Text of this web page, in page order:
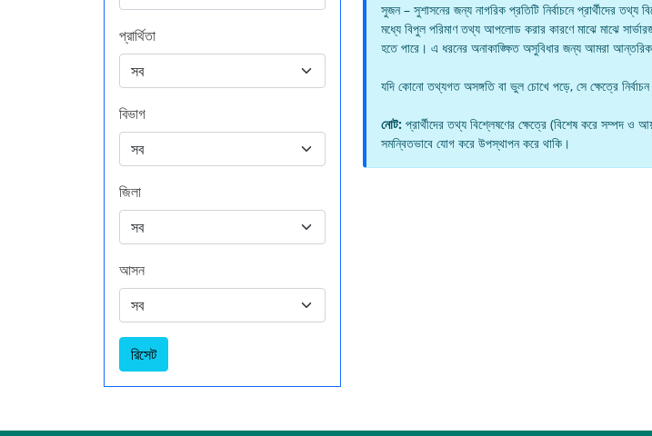
প্রার্থিতা
বিভাগ
জিলা
আসন
রিসেট
সুজন – সুশাসনের জন্য নাগরিক প্রতিটি নির্বাচনে প্রার্থীদের তথ্য
মধ্যে বিপুল পরিমাণ তথ্য আপলোড করার কারণে মাঝে মাঝে
হতে পারে। এ ধরনের অনাকাঙ্ক্ষিত অসুবিধার জন্য আমরা
যদি কোনো তথ্যগত অসঙ্গতি বা ভুল চোখে পড়ে, সে ক্ষেত্রে
নোট: প্রার্থীদের তথ্য বিশ্লেষণের ক্ষেত্রে (বিশেষ করে সম্পদ ও
সমন্বিতভাবে যোগ করে উপস্থাপন করে থাকি।